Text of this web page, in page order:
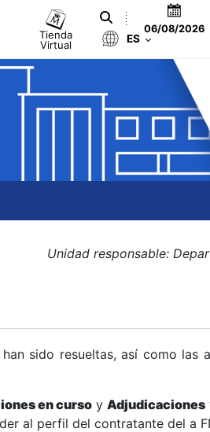
Tienda
Virtual
06/08/2026
ES
Unidad responsable:
sido resueltas, así como las
en curso y Adjudicaciones
al perfil del contratante del a